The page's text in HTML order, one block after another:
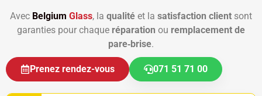
Avec Belgium Glass, la qualité et la satisfaction client sont
garanties pour chaque réparation ou remplacement de
pare‑brise.
Prenez rendez-vous 071 51 71 00